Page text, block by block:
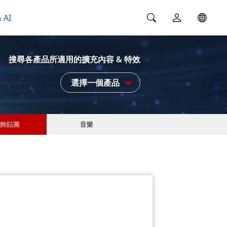
AI
搜尋各產品所適用的擴充內容 & 特效
選擇一個產品
貼圖 音樂